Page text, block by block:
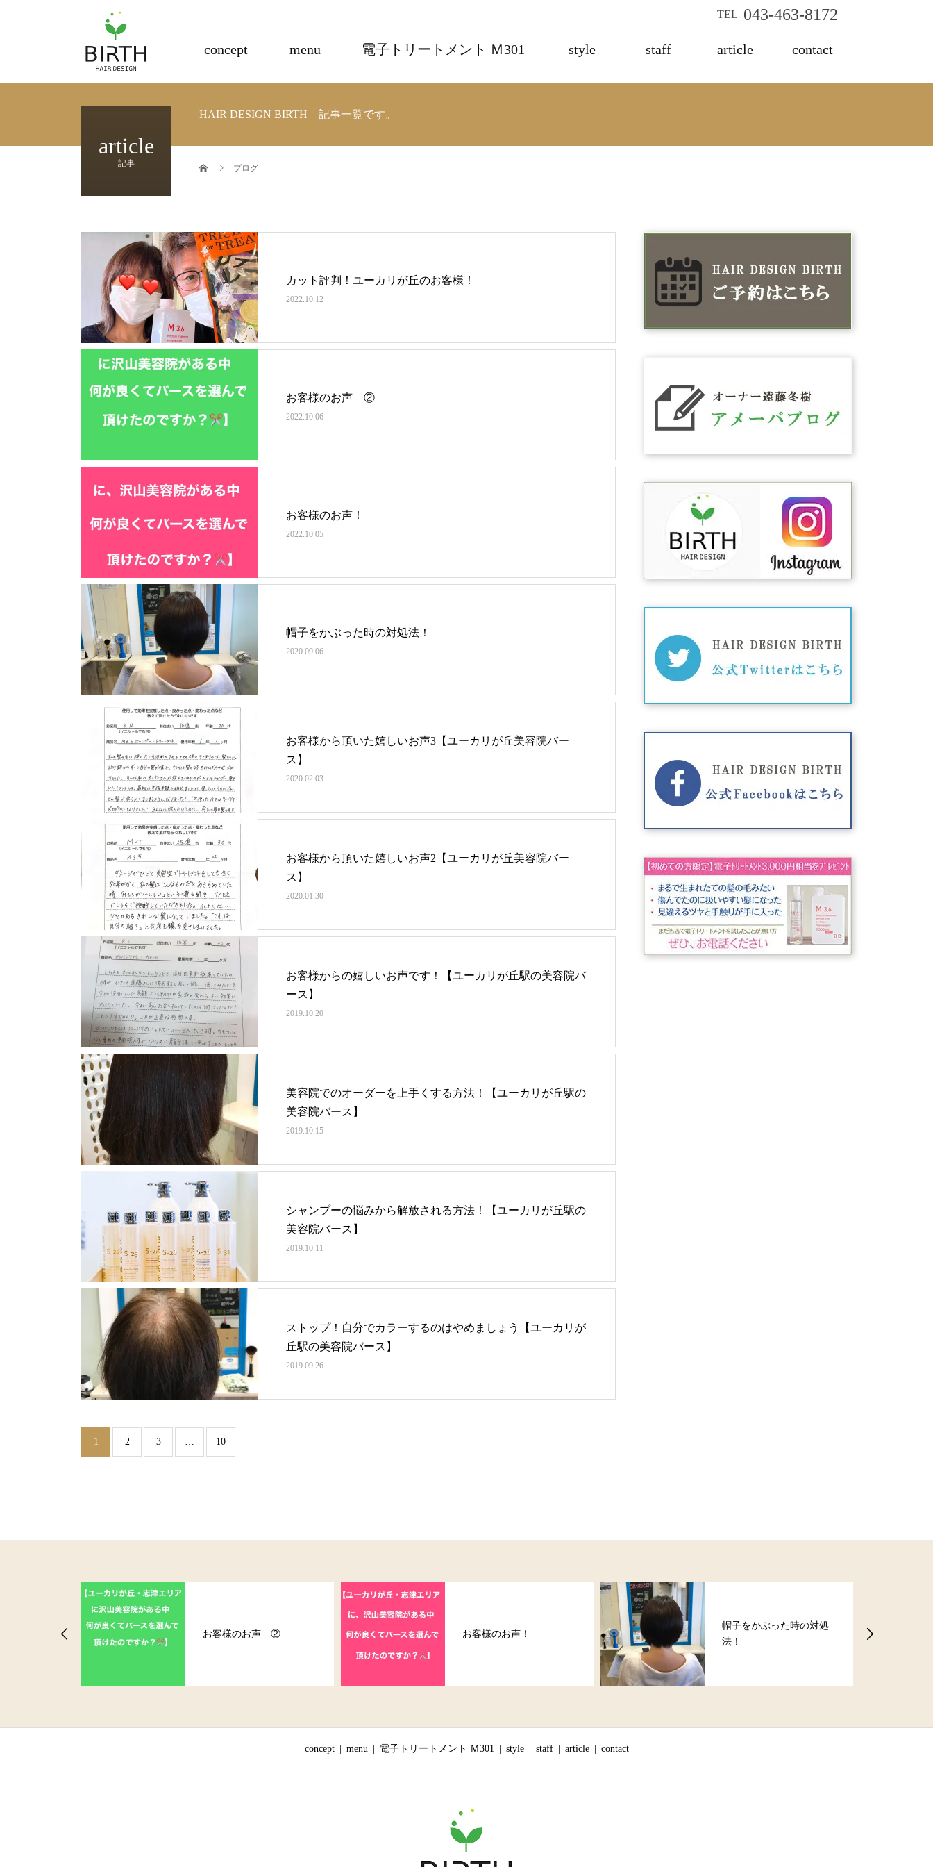
TEL 043-463-8172
concept menu 電子トリートメント Ｍ301 style staff article contact
article
記事
HAIR DESIGN BIRTH 記事一覧です。
ブログ
カット評判！ユーカリが丘のお客様！
2022.10.12
お客様のお声 ②
2022.10.06
お客様のお声！
2022.10.05
帽子をかぶった時の対処法！
2020.09.06
お客様から頂いた嬉しいお声3【ユーカリが丘美容院バー
ス】
2020.02.03
お客様から頂いた嬉しいお声2【ユーカリが丘美容院バー
ス】
2020.01.30
お客様からの嬉しいお声です！【ユーカリが丘駅の美容院バ
ース】
2019.10.20
美容院でのオーダーを上手くする方法！【ユーカリが丘駅の
美容院バース】
2019.10.15
シャンプーの悩みから解放される方法！【ユーカリが丘駅の
美容院バース】
2019.10.11
ストップ！自分でカラーするのはやめましょう【ユーカリが
丘駅の美容院バース】
2019.09.26
1 2 3 … 10
お客様のお声！
法！
お声3【ユーカリが丘美容
院バース】
concept menu 電子トリートメント Ｍ301 style staff article contact